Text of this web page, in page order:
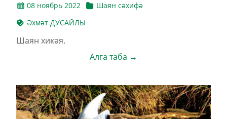
08 ноябрь 2022
Шаян сәхифә
Әхмәт ДУСАЙЛЫ
Шаян хикәя.
Алга таба →